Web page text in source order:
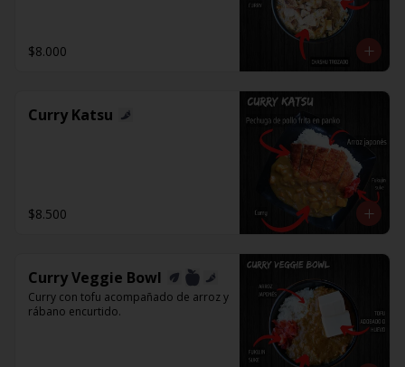
$8.000
Curry Katsu
$8.500
Curry Veggie Bowl
Curry con tofu acompañado de arroz y
rábano encurtido.